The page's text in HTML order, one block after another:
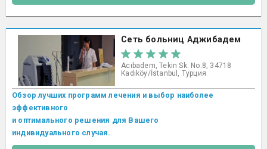
Сеть больниц Аджибадем
Acıbadem, Tekin Sk. No:8, 34718
Kadıköy/İstanbul, Турция
Обзор лучших программ лечения и выбор наиболее
эффективного
и оптимального решения для Вашего
индивидуального случая.